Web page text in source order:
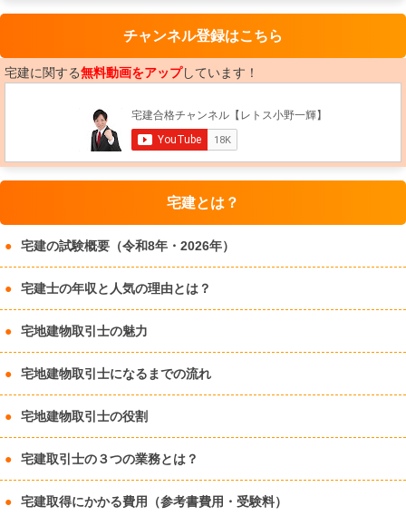
チャンネル登録はこちら
宅建に関する無料動画をアップしています！
宅建とは？
宅建の試験概要（令和8年・2026年）
宅建士の年収と人気の理由とは？
宅地建物取引士の魅力
宅地建物取引士になるまでの流れ
宅地建物取引士の役割
宅建取引士の３つの業務とは？
宅建取得にかかる費用（参考書費用・受験料）